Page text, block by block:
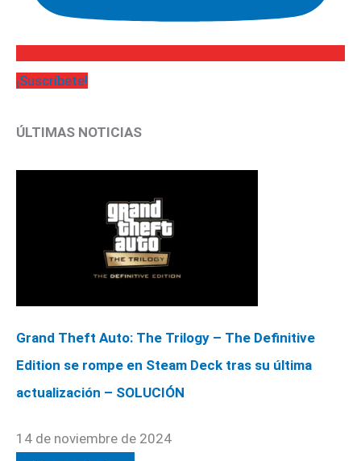
¡Suscríbete!
ÚLTIMAS NOTICIAS
Grand Theft Auto: The Trilogy – The Definitive
Edition se rompe en Steam Deck tras su última
actualización – SOLUCIÓN
14 de noviembre de 2024